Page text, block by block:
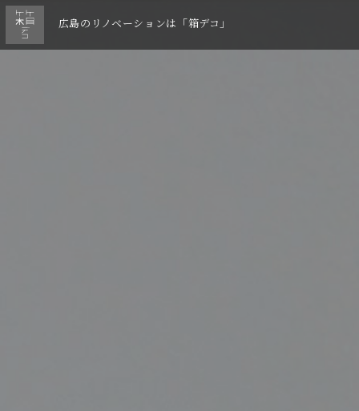
広島のリノベーションは「箱デコ」